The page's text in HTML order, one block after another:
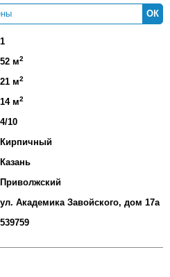
ОК
1
52 м2
21 м2
14 м2
4/10
Кирпичный
Казань
Приволжский
ул. Академика Завойского, дом 17а
539759